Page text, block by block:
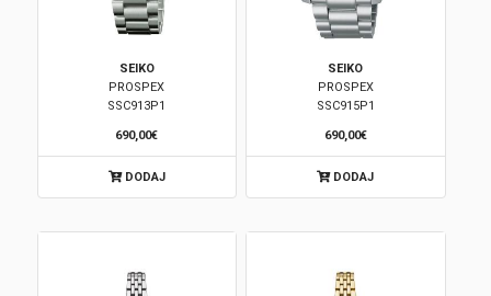
SEIKO
PROSPEX
SSC913P1
690,00€
DODAJ
SEIKO
PROSPEX
SSC915P1
690,00€
DODAJ